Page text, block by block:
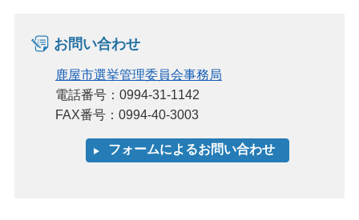
お問い合わせ
鹿屋市選挙管理委員会事務局
電話番号：0994-31-1142
FAX番号：0994-40-3003